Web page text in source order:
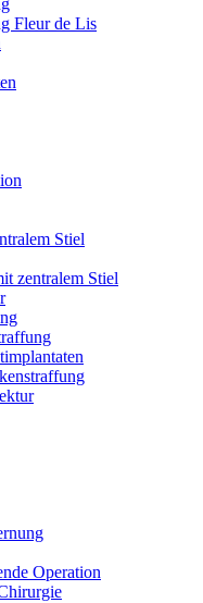
Fleur de Lis
Stiel
zentralem Stiel
Operation